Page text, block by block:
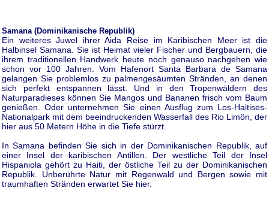
Samana (Dominikanische Republik)
Ein weiteres Juwel ihrer Aida Reise im Karibischen Meer ist die
Halbinsel Samana. Sie ist Heimat vieler Fischer und Bergbauern, die
ihrem traditionellen Handwerk heute noch genauso nachgehen wie
schon vor 100 Jahren. Vom Hafenort Santa Barbara de Samana
gelangen Sie problemlos zu palmengesäumten Stränden, an denen
sich perfekt entspannen lässt. Und in den Tropenwäldern des
Naturparadieses können Sie Mangos und Bananen frisch vom Baum
genießen. Oder unternehmen Sie einen Ausflug zum Los-Haitises-
Nationalpark mit dem beeindruckenden Wasserfall des Rio Limön, der
hier aus 50 Metern Höhe in die Tiefe stürzt.
In Samana befinden Sie sich in der Dominikanischen Republik, auf
einer Insel der karibischen Antillen. Der westliche Teil der Insel
Hispaniola gehört zu Haiti, der östliche Teil zu der Dominikanischen
Republik. Unberührte Natur mit Regenwald und Bergen sowie mit
traumhaften Stränden erwartet Sie hier.